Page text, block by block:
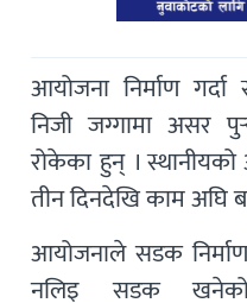
आयोजना निर्माण
निजी जग्गामा असर
रोकेका हुन् ।
तीन दिनदेखि काम
आयोजनाले सडक
नलिइ सडक